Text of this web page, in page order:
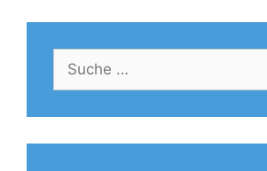
Suche
nach: